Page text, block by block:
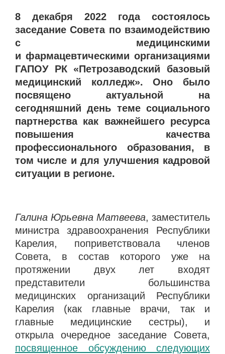
8 декабря 2022 года состоялось
заседание Совета по взаимодействию
с медицинскими
и фармацевтическими организациями
ГАПОУ РК «Петрозаводский базовый
медицинский колледж». Оно было
посвящено актуальной на
сегодняшний день теме социального
партнерства как важнейшего ресурса
повышения качества
профессионального образования, в
том числе и для улучшения кадровой
ситуации в регионе.
Галина Юрьевна Матвеева, заместитель
министра здравоохранения Республики
Карелия, поприветствовала членов
Совета, в состав которого уже на
протяжении двух лет входят
представители большинства
медицинских организаций Республики
Карелия (как главные врачи, так и
главные медицинские сестры), и
открыла очередное заседание Совета,
посвященное обсуждению следующих